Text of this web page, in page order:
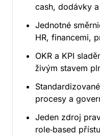
cash, dodávky
Jednotné
HR, financemi,
OKR a KPI
živým stavem
procesy a
Jeden zdroj
role‑based